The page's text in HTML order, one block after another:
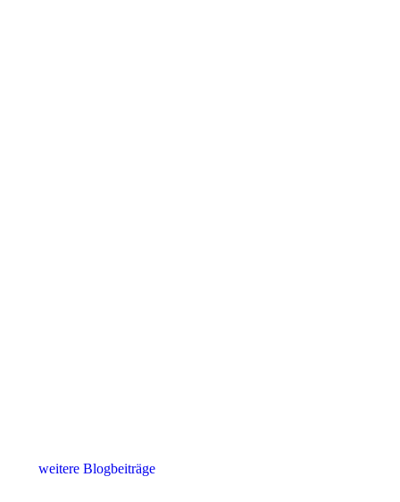
weitere Blogbeiträge